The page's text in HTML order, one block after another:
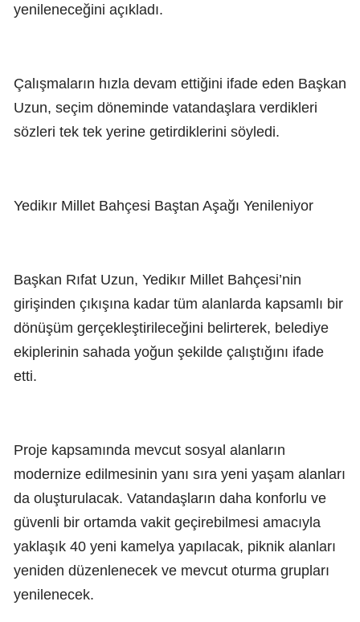
yenileneceğini açıkladı.
Çalışmaların hızla devam ettiğini ifade eden Başkan
Uzun, seçim döneminde vatandaşlara verdikleri
sözleri tek tek yerine getirdiklerini söyledi.
Yedikır Millet Bahçesi Baştan Aşağı Yenileniyor
Başkan Rıfat Uzun, Yedikır Millet Bahçesi’nin
girişinden çıkışına kadar tüm alanlarda kapsamlı bir
dönüşüm gerçekleştirileceğini belirterek, belediye
ekiplerinin sahada yoğun şekilde çalıştığını ifade
etti.
Proje kapsamında mevcut sosyal alanların
modernize edilmesinin yanı sıra yeni yaşam alanları
da oluşturulacak. Vatandaşların daha konforlu ve
güvenli bir ortamda vakit geçirebilmesi amacıyla
yaklaşık 40 yeni kamelya yapılacak, piknik alanları
yeniden düzenlenecek ve mevcut oturma grupları
yenilenecek.